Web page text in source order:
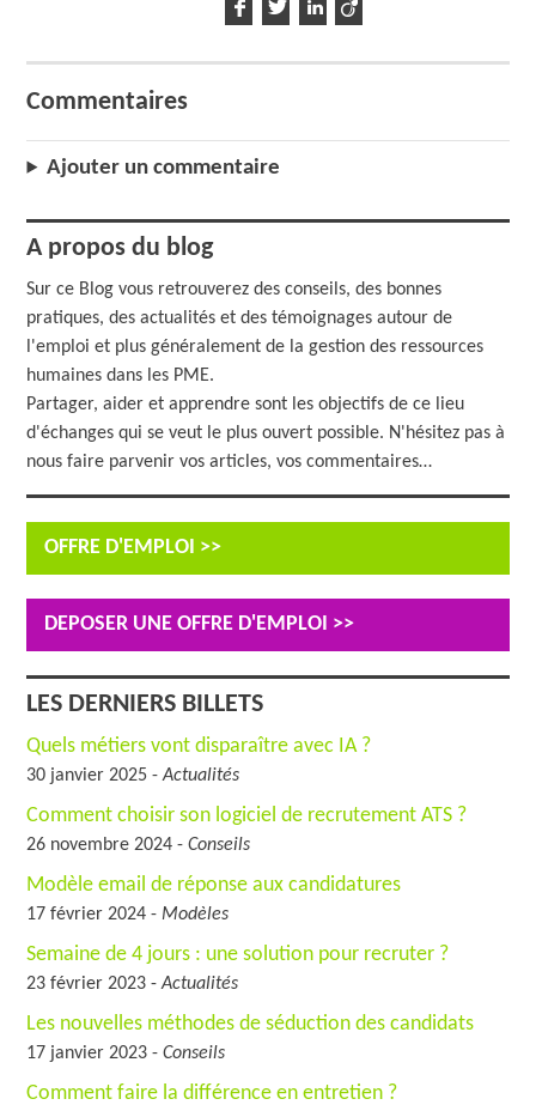
Commentaires
Ajouter un commentaire
A propos du blog
Sur ce Blog vous retrouverez des conseils, des bonnes
pratiques, des actualités et des témoignages autour de
l'emploi et plus généralement de la gestion des ressources
humaines dans les PME.
Partager, aider et apprendre sont les objectifs de ce lieu
d'échanges qui se veut le plus ouvert possible. N'hésitez pas à
nous faire parvenir vos articles, vos commentaires…
OFFRE D'EMPLOI >>
DEPOSER UNE OFFRE D'EMPLOI >>
LES DERNIERS BILLETS
Quels métiers vont disparaître avec IA ?
30 janvier 2025 -Actualités
Comment choisir son logiciel de recrutement ATS ?
26 novembre 2024 -Conseils
Modèle email de réponse aux candidatures
17 février 2024 - Modèles
Semaine de 4 jours : une solution pour recruter ?
23 février 2023 -Actualités
Les nouvelles méthodes de séduction des candidats
17 janvier 2023 -Conseils
Comment faire la différence en entretien ?